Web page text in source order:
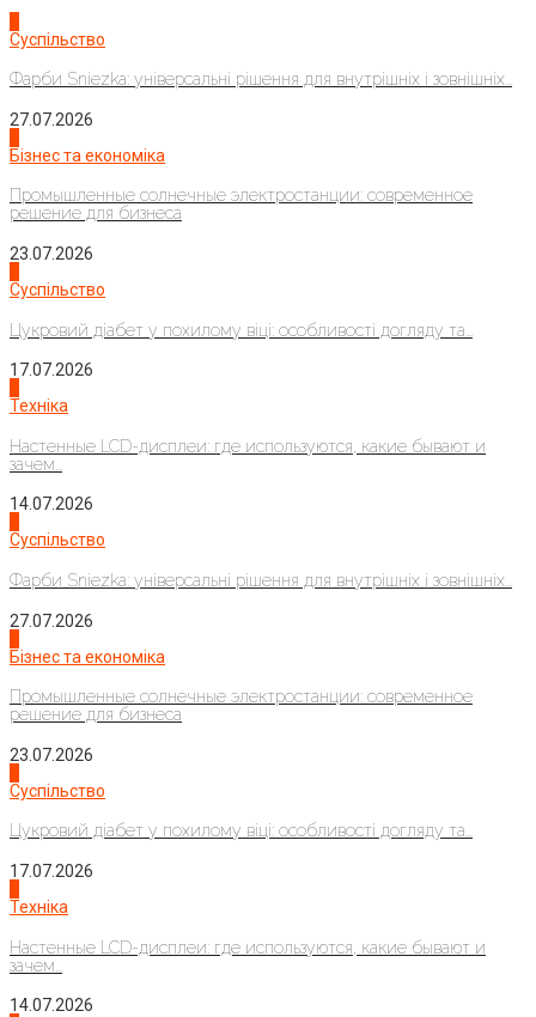
Суспільство
Фарби Sniezka: універсальні рішення для внутрішніх і зовнішніх...
27.07.2026
Бізнес та економіка
Промышленные солнечные электростанции: современное
решение для бизнеса
23.07.2026
Суспільство
Цукровий діабет у похилому віці: особливості догляду та...
17.07.2026
Техніка
Настенные LCD-дисплеи: где используются, какие бывают и
зачем...
14.07.2026
Суспільство
Фарби Sniezka: універсальні рішення для внутрішніх і зовнішніх...
27.07.2026
Бізнес та економіка
Промышленные солнечные электростанции: современное
решение для бизнеса
23.07.2026
Суспільство
Цукровий діабет у похилому віці: особливості догляду та...
17.07.2026
Техніка
Настенные LCD-дисплеи: где используются, какие бывают и
зачем...
14.07.2026